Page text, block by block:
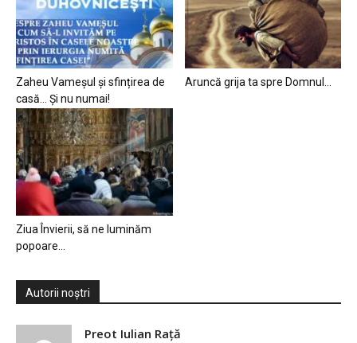
Zaheu Vameșul și sfințirea de
casă… Și nu numai!
Aruncă grija ta spre Domnul…
Ziua Învierii, să ne luminăm
popoare…
Autorii noștri
Preot Iulian Raţă